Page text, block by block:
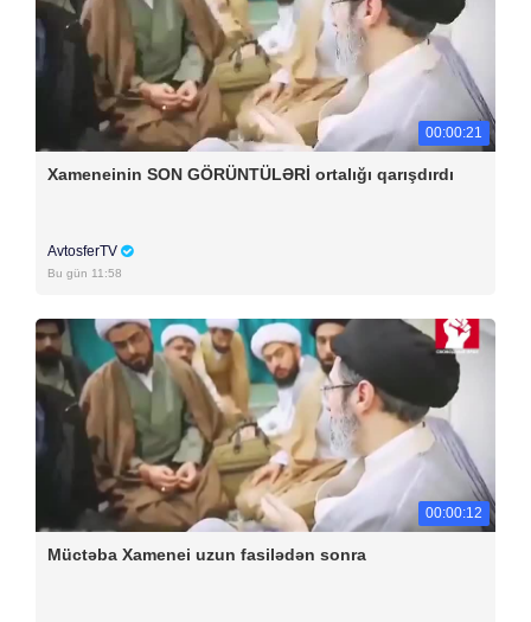
00:00:21
Xameneinin SON GÖRÜNTÜLƏRİ ortalığı qarışdırdı
AvtosferTV
Bu gün 11:58
00:00:12
Müctəba Xamenei uzun fasilədən sonra